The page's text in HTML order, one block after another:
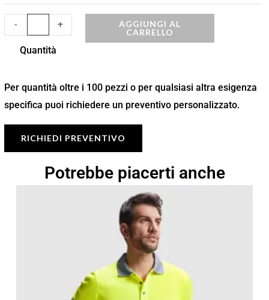
- +
AGGIUNGI AL
CARRELLO
Quantità
Per quantità oltre i 100 pezzi o per qualsiasi altra esigenza
specifica puoi richiedere un preventivo personalizzato.
RICHIEDI PREVENTIVO
Potrebbe piacerti anche
di
24,99 €